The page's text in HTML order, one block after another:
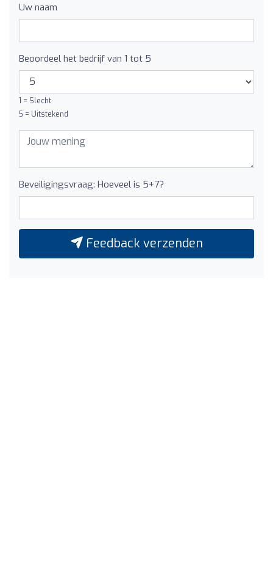
Uw naam
Beoordeel het bedrijf van 1 tot 5
1 = Slecht
5 = Uitstekend
Beveiligingsvraag: Hoeveel is 5+7?
Feedback verzenden